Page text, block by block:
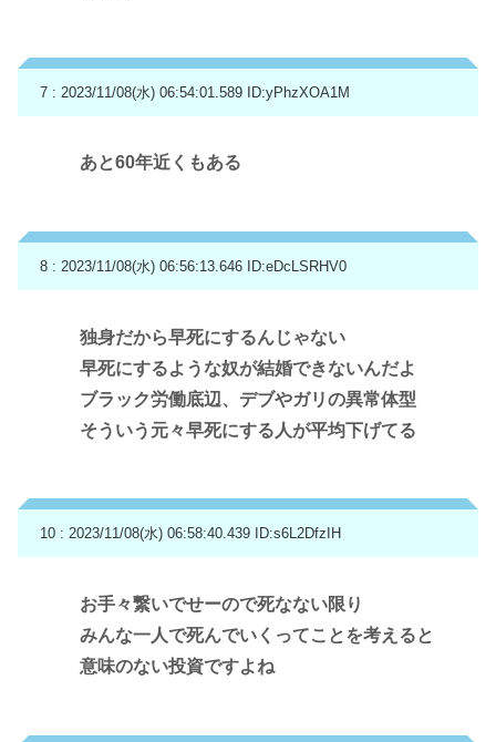
7 : 2023/11/08(水) 06:54:01.589 ID:yPhzXOA1M
あと60年近くもある
8 : 2023/11/08(水) 06:56:13.646 ID:eDcLSRHV0
独身だから早死にするんじゃない
早死にするような奴が結婚できないんだよ
ブラック労働底辺、デブやガリの異常体型
そういう元々早死にする人が平均下げてる
10 : 2023/11/08(水) 06:58:40.439 ID:s6L2DfzIH
お手々繋いでせーので死なない限り
みんな一人で死んでいくってことを考えると
意味のない投資ですよね